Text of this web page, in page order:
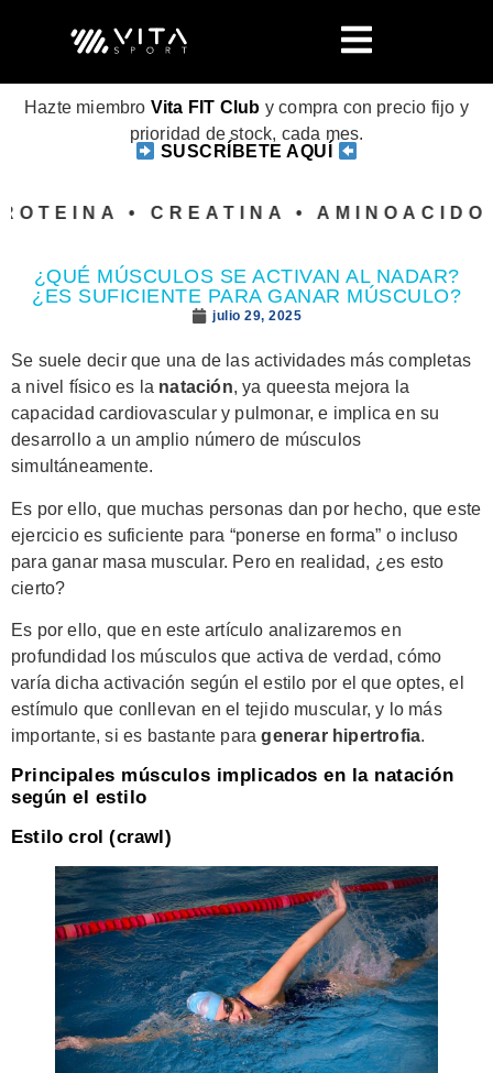
Hazte miembro Vita FIT Club y compra con precio fijo y
prioridad de stock, cada mes.
SUSCRÍBETE AQUÍ
• CREATINA •
¿QUÉ MÚSCULOS SE ACTIVAN AL NADAR?
¿ES SUFICIENTE PARA GANAR MÚSCULO?
julio 29, 2025
Se suele decir que una de las actividades más completas
a nivel físico es la natación, ya queesta mejora la
capacidad cardiovascular y pulmonar, e implica en su
desarrollo a un amplio número de músculos
simultáneamente.
Es por ello, que muchas personas dan por hecho, que este
ejercicio es suficiente para “ponerse en forma” o incluso
para ganar masa muscular. Pero en realidad, ¿es esto
cierto?
Es por ello, que en este artículo analizaremos en
profundidad los músculos que activa de verdad, cómo
varía dicha activación según el estilo por el que optes, el
estímulo que conllevan en el tejido muscular, y lo más
importante, si es bastante para generar hipertrofia.
Principales músculos implicados en la natación
según el estilo
Estilo crol (crawl)